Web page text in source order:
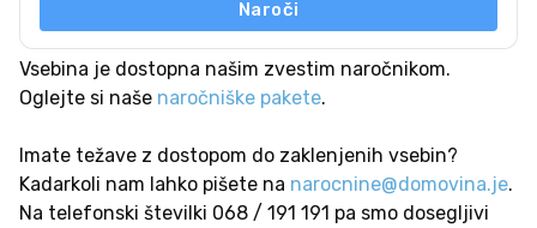
Naroči
Vsebina je dostopna našim zvestim naročnikom.
Oglejte si naše naročniške pakete.
Imate težave z dostopom do zaklenjenih vsebin?
Kadarkoli nam lahko pišete na narocnine@domovina.je.
Na telefonski številki 068 / 191 191 pa smo dosegljivi